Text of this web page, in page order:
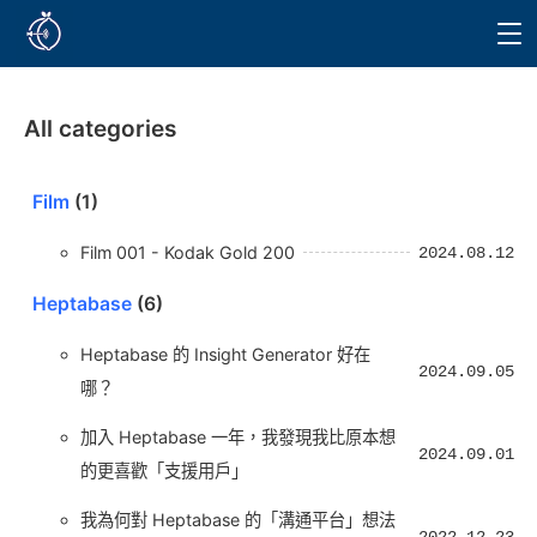
All categories
Film (1)
Film 001 - Kodak Gold 200 2024.08.12
Heptabase (6)
Heptabase 的 Insight Generator 好在
哪？
2024.09.05
加入 Heptabase 一年，我發現我比原本想
的更喜歡「支援用戶」
2024.09.01
我為何對 Heptabase 的「溝通平台」想法